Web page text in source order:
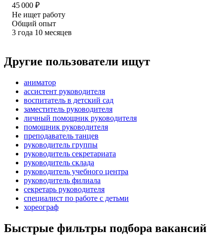
45 000 ₽
Не ищет работу
Общий опыт
3 года 10 месяцев
Другие пользователи ищут
аниматор
ассистент руководителя
воспитатель в детский сад
заместитель руководителя
личный помощник руководителя
помощник руководителя
преподаватель танцев
руководитель группы
руководитель секретариата
руководитель склада
руководитель учебного центра
руководитель филиала
секретарь руководителя
специалист по работе с детьми
хореограф
Быстрые фильтры подбора вакансий